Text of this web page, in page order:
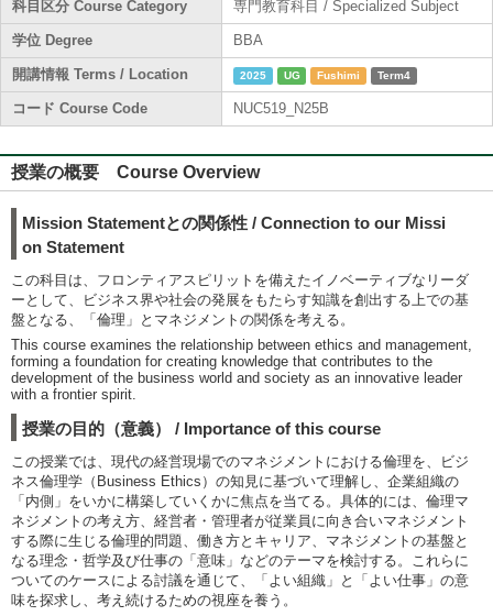
科目区分 Course Category 専門教育科目 / Specialized Subject
学位 Degree BBA
開講情報 Terms / Location 2025 UG Fushimi Term4
コード Course Code NUC519_N25B
授業の概要 Course Overview
Mission Statementとの関係性 / Connection to our Missi
on Statement
この科目は、フロンティアスピリットを備えたイノベーティブなリーダ
ーとして、ビジネス界や社会の発展をもたらす知識を創出する上での基
盤となる、「倫理」とマネジメントの関係を考える。
This course examines the relationship between ethics and management,
forming a foundation for creating knowledge that contributes to the
development of the business world and society as an innovative leader
with a frontier spirit.
授業の目的（意義） / Importance of this course
この授業では、現代の経営現場でのマネジメントにおける倫理を、ビジ
ネス倫理学（Business Ethics）の知見に基づいて理解し、企業組織の
「内側」をいかに構築していくかに焦点を当てる。具体的には、倫理マ
ネジメントの考え方、経営者・管理者が従業員に向き合いマネジメント
する際に生じる倫理的問題、働き方とキャリア、マネジメントの基盤と
なる理念・哲学及び仕事の「意味」などのテーマを検討する。これらに
ついてのケースによる討議を通じて、「よい組織」と「よい仕事」の意
味を探求し、考え続けるための視座を養う。